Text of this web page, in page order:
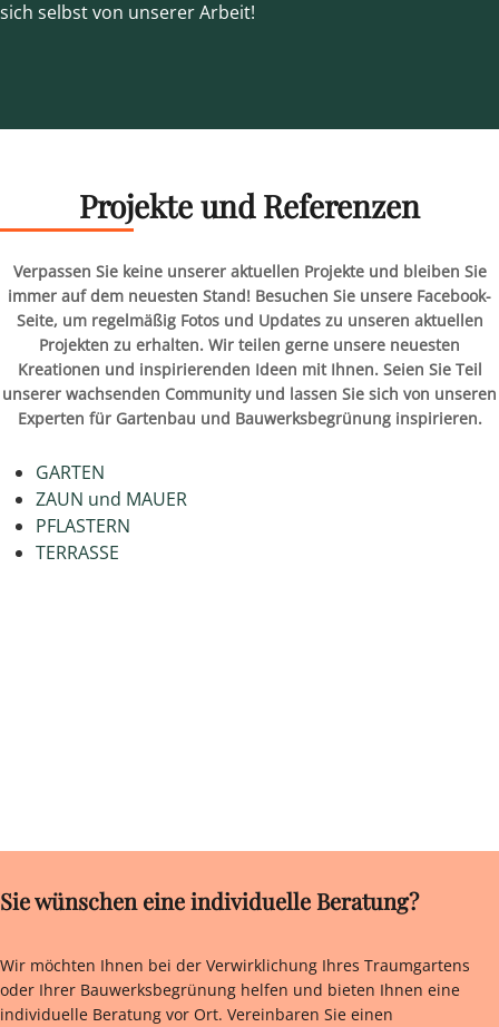
sich selbst von unserer Arbeit!
Projekte und Referenzen
Verpassen Sie keine unserer aktuellen Projekte und bleiben Sie
immer auf dem neuesten Stand! Besuchen Sie unsere Facebook-
Seite, um regelmäßig Fotos und Updates zu unseren aktuellen
Projekten zu erhalten. Wir teilen gerne unsere neuesten
Kreationen und inspirierenden Ideen mit Ihnen. Seien Sie Teil
unserer wachsenden Community und lassen Sie sich von unseren
Experten für Gartenbau und Bauwerksbegrünung inspirieren.
GARTEN
ZAUN und MAUER
PFLASTERN
TERRASSE
Sie wünschen eine individuelle Beratung?
Wir möchten Ihnen bei der Verwirklichung Ihres Traumgartens
oder Ihrer Bauwerksbegrünung helfen und bieten Ihnen eine
individuelle Beratung vor Ort. Vereinbaren Sie einen